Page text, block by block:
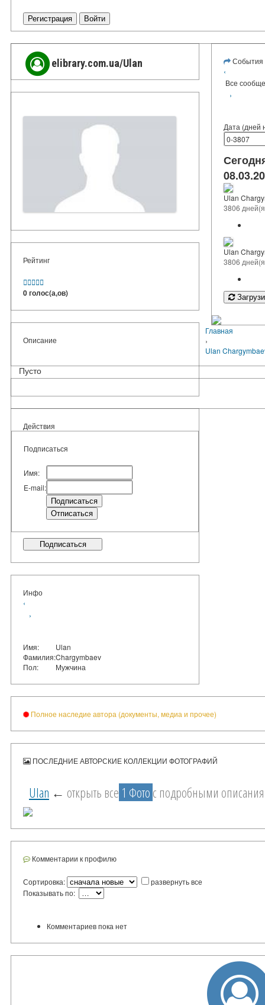
Регистрация Войти
elibrary.com.ua/Ulan
Рейтинг

0 голос(а,ов)
Описание
Пусто
Действия
Подписаться
Имя:
E-mail:
Подписаться
Инфо
‹
›
Имя:
Ulan
Фамилия:Chargymbaev
Пол:
Мужчина
События
‹
Все
›
Дата (дней
Ulan
3806
Ulan
3806
Полное наследие автора (документы, медиа и прочее)
ПОСЛЕДНИЕ АВТОРСКИЕ КОЛЛЕКЦИИ ФОТОГРАФИЙ
Ulan ← открыть все 1 Фото с подробными
Комментарии к профилю
Сортировка:
развернуть все
Показывать по:
Комментариев пока нет
Главная
›
Ulan